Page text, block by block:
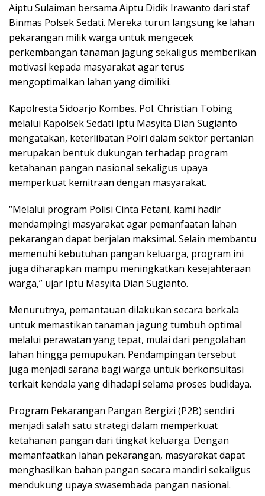
Aiptu Sulaiman bersama Aiptu Didik Irawanto dari staf
Binmas Polsek Sedati. Mereka turun langsung ke lahan
pekarangan milik warga untuk mengecek
perkembangan tanaman jagung sekaligus memberikan
motivasi kepada masyarakat agar terus
mengoptimalkan lahan yang dimiliki.
Kapolresta Sidoarjo Kombes. Pol. Christian Tobing
melalui Kapolsek Sedati Iptu Masyita Dian Sugianto
mengatakan, keterlibatan Polri dalam sektor pertanian
merupakan bentuk dukungan terhadap program
ketahanan pangan nasional sekaligus upaya
memperkuat kemitraan dengan masyarakat.
“Melalui program Polisi Cinta Petani, kami hadir
mendampingi masyarakat agar pemanfaatan lahan
pekarangan dapat berjalan maksimal. Selain membantu
memenuhi kebutuhan pangan keluarga, program ini
juga diharapkan mampu meningkatkan kesejahteraan
warga,” ujar Iptu Masyita Dian Sugianto.
Menurutnya, pemantauan dilakukan secara berkala
untuk memastikan tanaman jagung tumbuh optimal
melalui perawatan yang tepat, mulai dari pengolahan
lahan hingga pemupukan. Pendampingan tersebut
juga menjadi sarana bagi warga untuk berkonsultasi
terkait kendala yang dihadapi selama proses budidaya.
Program Pekarangan Pangan Bergizi (P2B) sendiri
menjadi salah satu strategi dalam memperkuat
ketahanan pangan dari tingkat keluarga. Dengan
memanfaatkan lahan pekarangan, masyarakat dapat
menghasilkan bahan pangan secara mandiri sekaligus
mendukung upaya swasembada pangan nasional.